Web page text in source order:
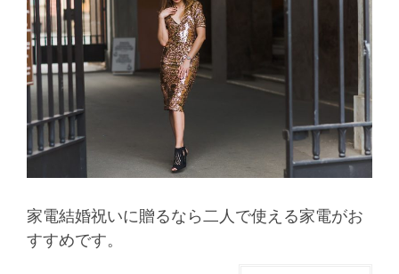
家電結婚祝いに贈るなら二人で使える家電がお
すすめです。